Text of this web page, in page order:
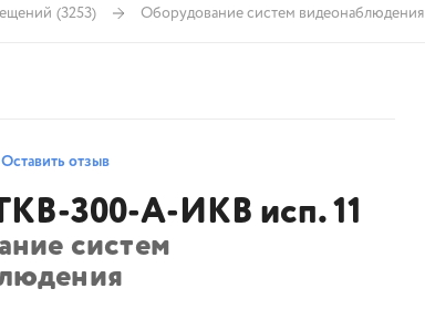
(3253) Оборудование систем видеонаблюдения
Оставить отзыв
300-А-ИКВ исп. 11
систем